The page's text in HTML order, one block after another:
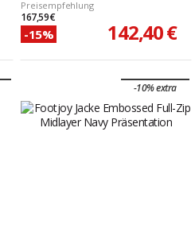
Preisempfehlung
167,59 €
-15% 142,40 €
-10% extra